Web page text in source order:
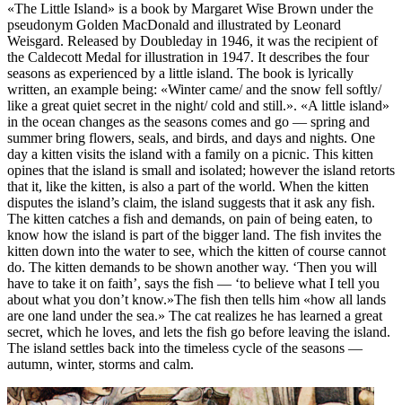
«The Little Island» is a book by Margaret Wise Brown under the
pseudonym Golden MacDonald and illustrated by Leonard
Weisgard. Released by Doubleday in 1946, it was the recipient of
the Caldecott Medal for illustration in 1947. It describes the four
seasons as experienced by a little island. The book is lyrically
written, an example being: «Winter came/ and the snow fell softly/
like a great quiet secret in the night/ cold and still.». «A little island»
in the ocean changes as the seasons comes and go — spring and
summer bring flowers, seals, and birds, and days and nights. One
day a kitten visits the island with a family on a picnic. This kitten
opines that the island is small and isolated; however the island retorts
that it, like the kitten, is also a part of the world. When the kitten
disputes the island’s claim, the island suggests that it ask any fish.
The kitten catches a fish and demands, on pain of being eaten, to
know how the island is part of the bigger land. The fish invites the
kitten down into the water to see, which the kitten of course cannot
do. The kitten demands to be shown another way. ‘Then you will
have to take it on faith’, says the fish — ‘to believe what I tell you
about what you don’t know.»The fish then tells him «how all lands
are one land under the sea.» The cat realizes he has learned a great
secret, which he loves, and lets the fish go before leaving the island.
The island settles back into the timeless cycle of the seasons —
autumn, winter, storms and calm.